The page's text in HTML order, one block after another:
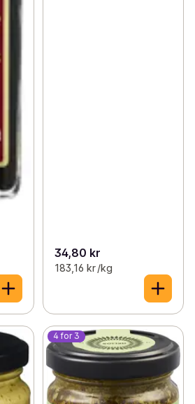
34,80 kr
183,16 kr /kg
4 for 3